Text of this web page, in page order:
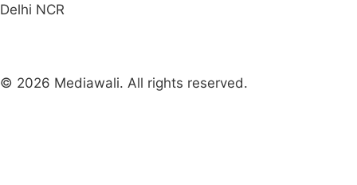
Delhi NCR
© 2026 Mediawali. All rights reserved.